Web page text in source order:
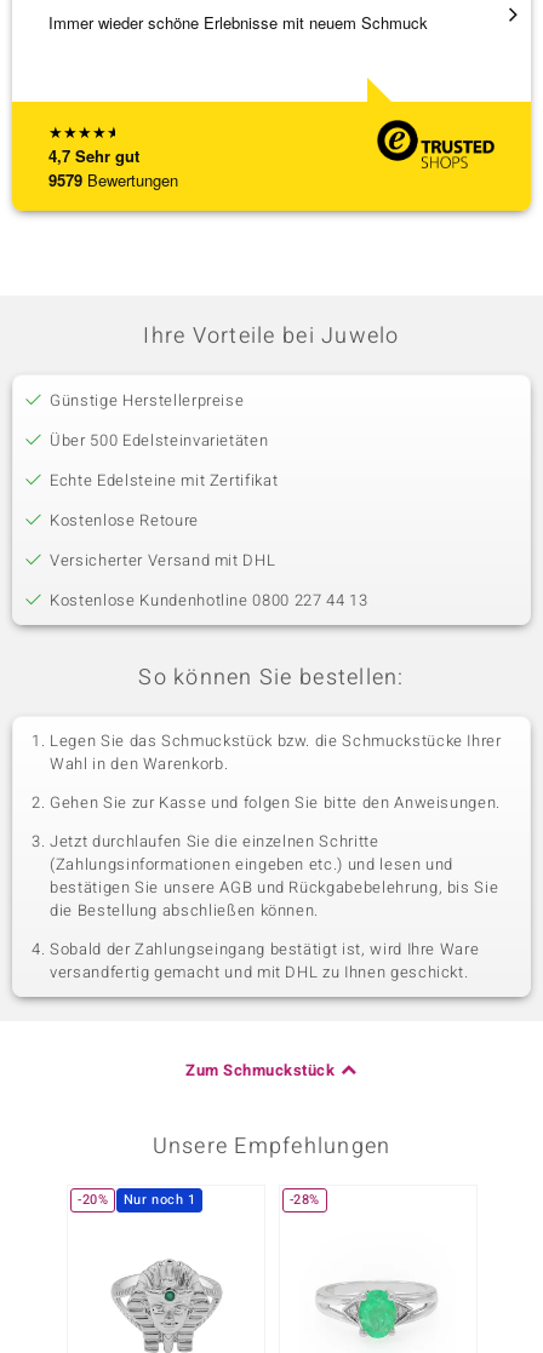
★★★★★
4,7 Sehr gut
9579 Bewertungen
Immer wieder schöne Erlebnisse mit neuem Schmuck
Ihre Vorteile bei Juwelo
Günstige Herstellerpreise
Über 500 Edelsteinvarietäten
Echte Edelsteine mit Zertifikat
Kostenlose Retoure
Versicherter Versand mit DHL
Kostenlose Kundenhotline 0800 227 44 13
So können Sie bestellen:
Legen Sie das Schmuckstück bzw. die Schmuckstücke Ihrer
Wahl in den Warenkorb.
Gehen Sie zur Kasse und folgen Sie bitte den Anweisungen.
Jetzt durchlaufen Sie die einzelnen Schritte
(Zahlungsinformationen eingeben etc.) und lesen und
bestätigen Sie unsere AGB und Rückgabebelehrung, bis Sie
die Bestellung abschließen können.
Sobald der Zahlungseingang bestätigt ist, wird Ihre Ware
versandfertig gemacht und mit DHL zu Ihnen geschickt.
Zum Schmuckstück
Unsere Empfehlungen
-20% Nur noch 1 -28%